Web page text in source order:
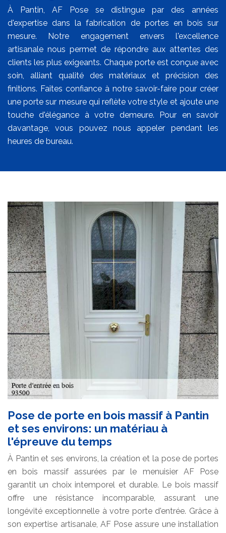
À Pantin, AF Pose se distingue par des années
d'expertise dans la fabrication de portes en bois sur
mesure. Notre engagement envers l'excellence
artisanale nous permet de répondre aux attentes des
clients les plus exigeants. Chaque porte est conçue avec
soin, alliant qualité des matériaux et précision des
finitions. Faites confiance à notre savoir-faire pour créer
une porte sur mesure qui reflète votre style et ajoute une
touche d'élégance à votre demeure. Pour en savoir
davantage, vous pouvez nous appeler pendant les
heures de bureau.
Pose de porte en bois massif à Pantin
et ses environs: un matériau à
l'épreuve du temps
À Pantin et ses environs, la création et la pose de portes
en bois massif assurées par le menuisier AF Pose
garantit un choix intemporel et durable. Le bois massif
offre une résistance incomparable, assurant une
longévité exceptionnelle à votre porte d'entrée. Grâce à
son expertise artisanale, AF Pose assure une installation